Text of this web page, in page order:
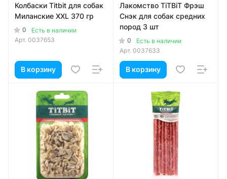
Колбаски Titbit для собак
Миланские XXL 370 гр
0
Есть в наличии
Арт. 0037653
В корзину
Лакомство TiTBiT Фрэш
Снэк для собак средних
пород 3 шт
0
Есть в наличии
Арт. 0037633
В корзину